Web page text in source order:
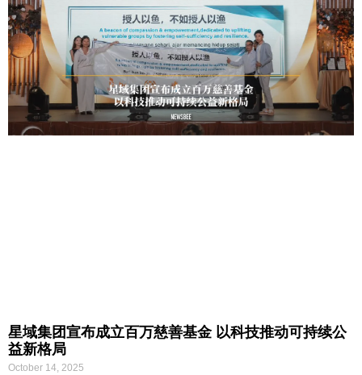
星域集团宣布成立百万慈善基金 以科技推动可持续公
益新格局
October 14, 2025